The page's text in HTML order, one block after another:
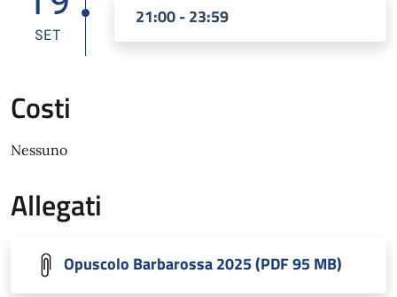
SET
21:00 - 23:59
Costi
Nessuno
Allegati
Opuscolo Barbarossa 2025 (PDF 95 MB)